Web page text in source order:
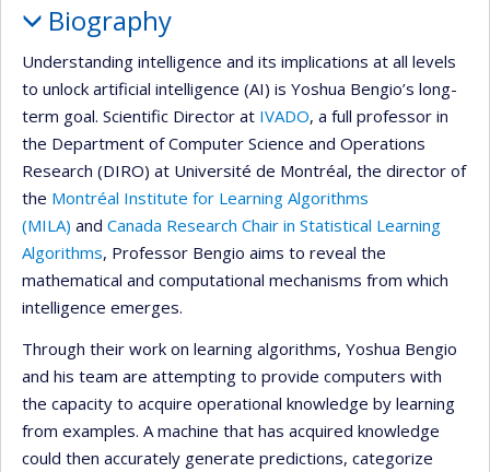
Biography
Understanding intelligence and its implications at all levels
to unlock artificial intelligence (AI) is Yoshua Bengio’s long-
term goal. Scientific Director at IVADO, a full professor in
the Department of Computer Science and Operations
Research (DIRO) at Université de Montréal, the director of
the Montréal Institute for Learning Algorithms
(MILA) and Canada Research Chair in Statistical Learning
Algorithms, Professor Bengio aims to reveal the
mathematical and computational mechanisms from which
intelligence emerges.
Through their work on learning algorithms, Yoshua Bengio
and his team are attempting to provide computers with
the capacity to acquire operational knowledge by learning
from examples. A machine that has acquired knowledge
could then accurately generate predictions, categorize